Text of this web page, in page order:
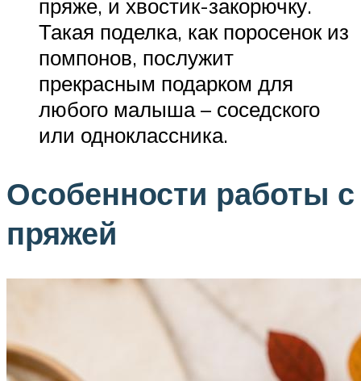
пряже, и хвостик-закорючку.
Такая поделка, как поросенок из
помпонов, послужит
прекрасным подарком для
любого малыша – соседского
или одноклассника.
Особенности работы с
пряжей